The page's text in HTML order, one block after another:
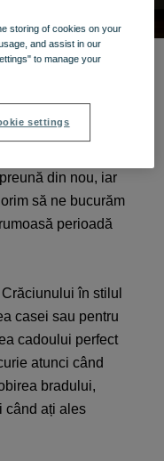
din nou, iar
să ne bucurăm
perioadă
în stilul
casei sau pentru
cadoului perfect
atunci când
bradului,
când ați ales
storing of cookies on your
and assist in our
to manage your
settings